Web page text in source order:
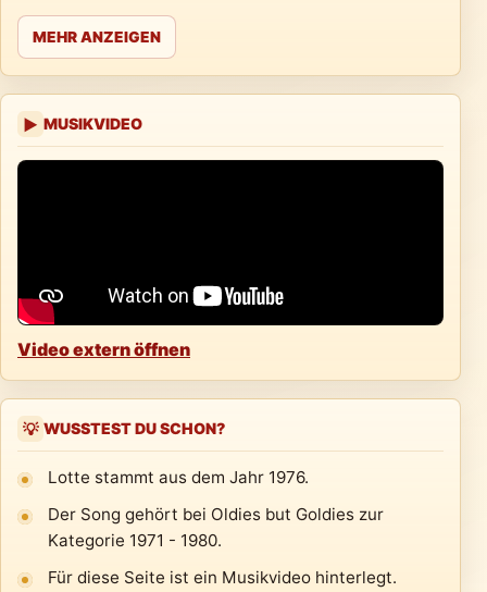
MEHR ANZEIGEN
▶ MUSIKVIDEO
Video extern öffnen
💡 WUSSTEST DU SCHON?
Lotte stammt aus dem Jahr 1976.
Der Song gehört bei Oldies but Goldies zur
Kategorie 1971 - 1980.
Für diese Seite ist ein Musikvideo hinterlegt.